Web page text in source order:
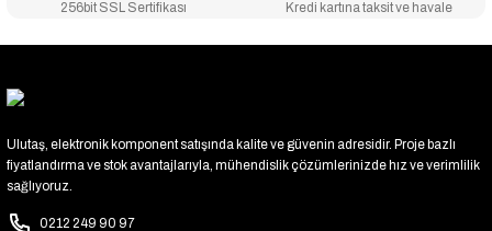
256bit SSL Sertifikası Kredi kartına taksit ve havale
Ulutaş, elektronik komponent satışında kalite ve güvenin adresidir. Proje bazlı
fiyatlandırma ve stok avantajlarıyla, mühendislik çözümlerinizde hız ve verimlilik
sağlıyoruz.
0212 249 90 97